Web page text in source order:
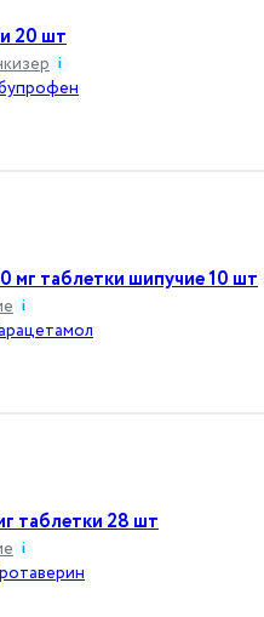
20 шт
i
мг таблетки шипучие 10 шт
i
таблетки 28 шт
i